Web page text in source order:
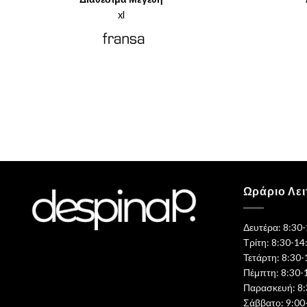
was:
€59,95.
τιμή
xl
Ωράριο
Δευτέρα:
Τρίτη: 8:30-
Τετάρτη:
Πέμπτη: 8:30-
Παρασκευή:
Σάββατο: